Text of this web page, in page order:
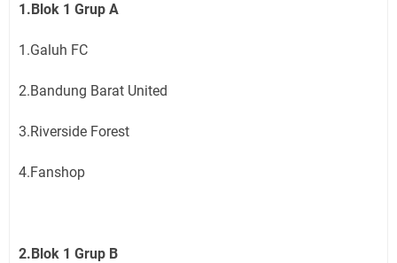
1.Blok 1 Grup A
1.Galuh FC
2.Bandung Barat United
3.Riverside Forest
4.Fanshop
2.Blok 1 Grup B